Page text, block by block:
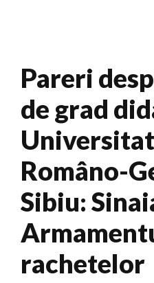
Pareri
de grad
Româno-
Sibiu:
rachetelor